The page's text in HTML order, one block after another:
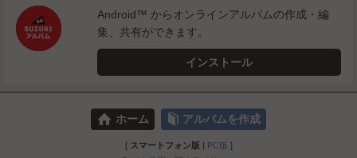
Android™ からオンラインアルバムの作成・編
集、共有ができます。
インストール
⌂ ホーム 📕 アルバムを作成
[ スマートフォン版 | PC版 ]